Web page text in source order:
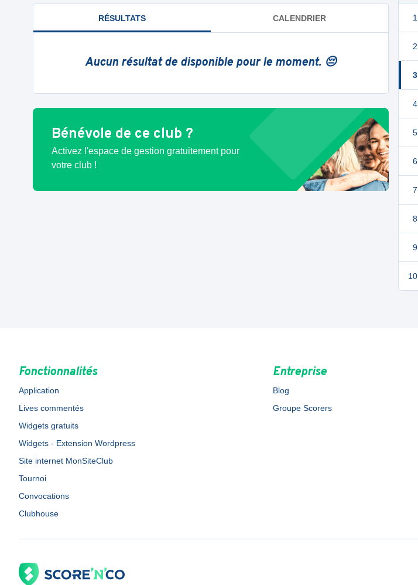
RÉSULTATS CALENDRIER
Aucun résultat de disponible pour le moment. 😔
Bénévole de ce club ?
Activez l'espace de gestion gratuitement pour
votre club !
1
2
3
4
5
6
7
8
9
10
Fonctionnalités
Application
Lives commentés
Widgets gratuits
Widgets - Extension Wordpress
Site internet MonSiteClub
Tournoi
Convocations
Clubhouse
Entreprise
Blog
Groupe Scorers